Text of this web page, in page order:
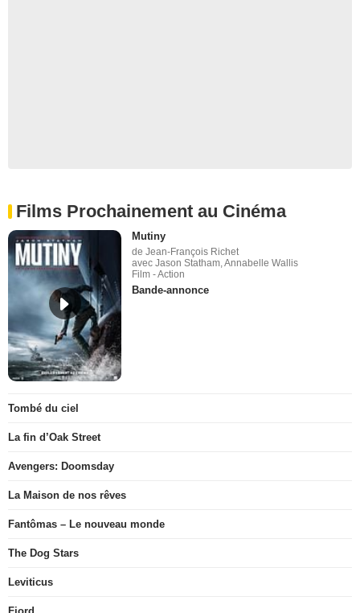
Films Prochainement au Cinéma
Mutiny
de Jean-François Richet
avec Jason Statham, Annabelle Wallis
Film - Action
Bande-annonce
Tombé du ciel
La fin d’Oak Street
Avengers: Doomsday
La Maison de nos rêves
Fantômas – Le nouveau monde
The Dog Stars
Leviticus